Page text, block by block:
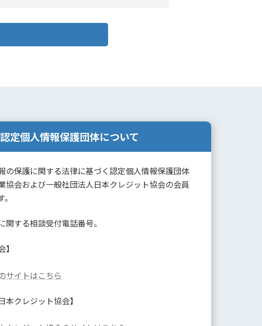
認定個人情報保護団体について
の保護に関する法律に基づく認定個人情報保護団体
協会および一般社団法人日本クレジット協会の会員
関する相談受付電話番号。
】
サイトはこちら
本クレジット協会】